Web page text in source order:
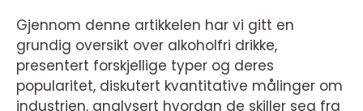
Gjennom denne artikkelen har vi gitt en
grundig oversikt over alkoholfri drikke,
presentert forskjellige typer og deres
popularitet, diskutert kvantitative målinger om
industrien, analysert hvordan de skiller seg fra